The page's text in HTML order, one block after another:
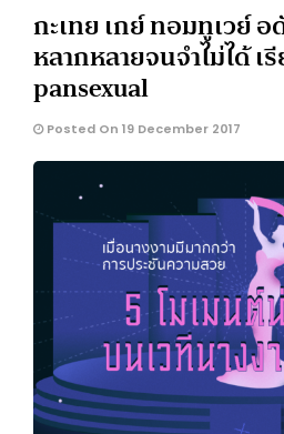
กะเทย เกย์ ทอมทูเวย์
หลากหลายจนจำไม่ได้ เ
pansexual
Posted On 19 December 2017